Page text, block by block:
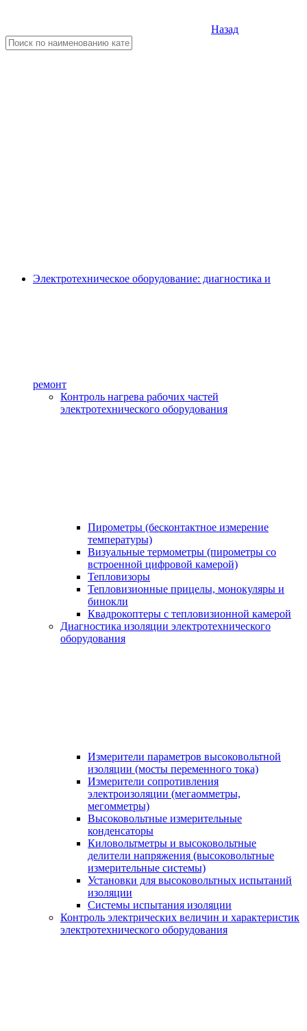
Назад
Электротехническое оборудование: диагностика и
ремонт
Контроль нагрева рабочих частей
электротехнического оборудования
Пирометры (бесконтактное измерение
температуры)
Визуальные термометры (пирометры со
встроенной цифровой камерой)
Тепловизоры
Тепловизионные прицелы, монокуляры и
бинокли
Квадрокоптеры с тепловизионной камерой
Диагностика изоляции электротехнического
оборудования
Измерители параметров высоковольтной
изоляции (мосты переменного тока)
Измерители сопротивления
электроизоляции (мегаомметры,
мегомметры)
Высоковольтные измерительные
конденсаторы
Киловольтметры и высоковольтные
делители напряжения (высоковольтные
измерительные системы)
Установки для высоковольтных испытаний
изоляции
Системы испытания изоляции
Контроль электрических величин и характеристик
электротехнического оборудования